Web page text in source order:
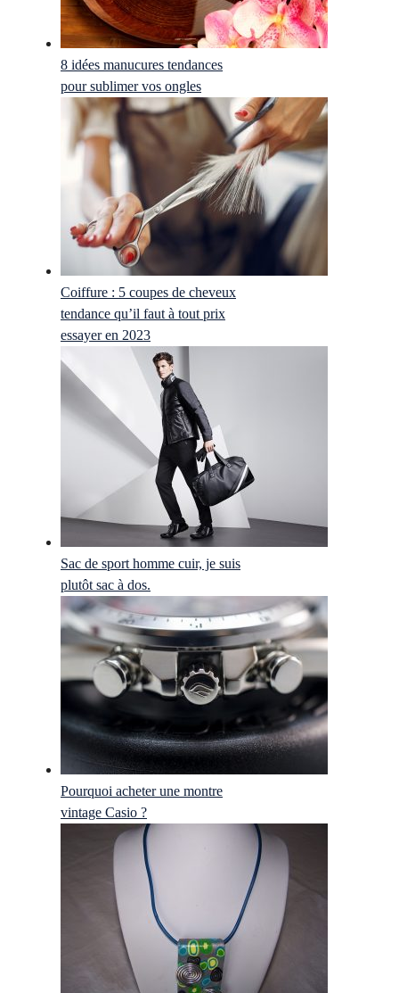
8 idées manucures tendances
pour sublimer vos ongles
Coiffure : 5 coupes de cheveux
tendance qu’il faut à tout prix
essayer en 2023
Sac de sport homme cuir, je suis
plutôt sac à dos.
Pourquoi acheter une montre
vintage Casio ?